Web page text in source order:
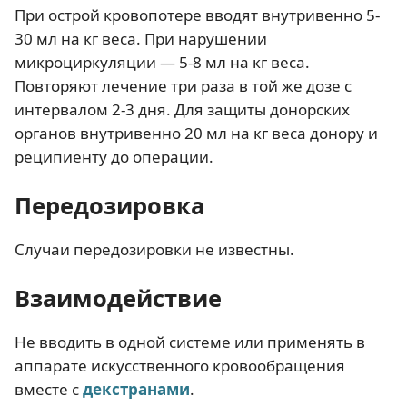
При острой кровопотере вводят внутривенно 5-
30 мл на кг веса. При нарушении
микроциркуляции — 5-8 мл на кг веса.
Повторяют лечение три раза в той же дозе с
интервалом 2-3 дня. Для защиты донорских
органов внутривенно 20 мл на кг веса донору и
реципиенту до операции.
Передозировка
Случаи передозировки не известны.
Взаимодействие
Не вводить в одной системе или применять в
аппарате искусственного кровообращения
вместе сдекстранами.